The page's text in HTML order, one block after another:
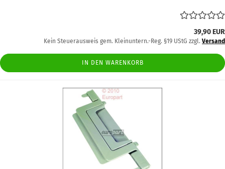
39,90 EUR
Kein Steuerausweis gem. Kleinuntern.-Reg. §19 UStG zzgl. Versand
IN DEN WARENKORB